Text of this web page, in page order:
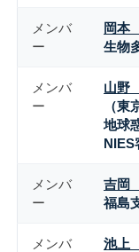
メンバ
ー
岡本
生物
メンバ
ー
山野
（
地球
NIES
メンバ
ー
吉岡
福島
メンバ
池上